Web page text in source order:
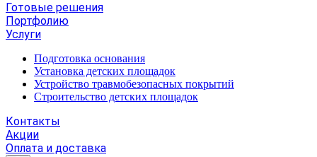
Готовые решения
Портфолию
Услуги
Подготовка основания
Установка детских площадок
Устройство травмобезопасных покрытий
Строительство детских площадок
Контакты
Акции
Оплата и доставка